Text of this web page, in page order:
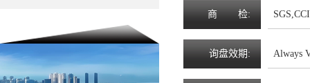
商 检:
询盘效期 : Always